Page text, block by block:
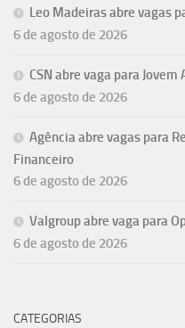
Leo Madeiras abre vagas
6 de agosto de 2026
CSN abre vaga para
6 de agosto de 2026
Agência abre vagas para
Financeiro
6 de agosto de 2026
Valgroup abre vaga para
6 de agosto de 2026
CATEGORIAS